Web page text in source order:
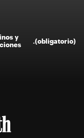
y
(obligatorio)